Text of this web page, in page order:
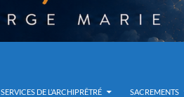
SERVICES DE L’ARCHIPRÊTRÉ SACREMENTS